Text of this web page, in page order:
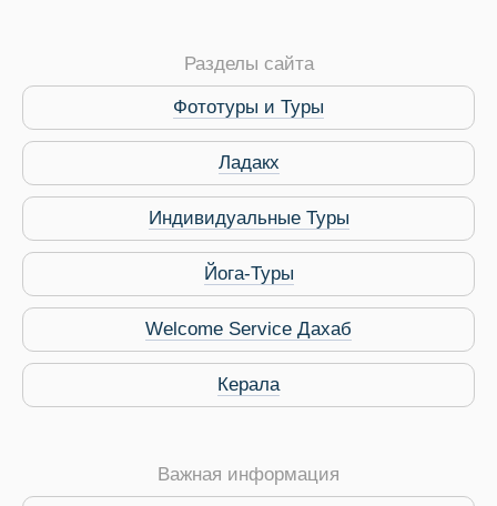
Путеводитель по
Разделы сайта
Фототуры и Туры
Ладакх
Индивидуальные Туры
Йога-Туры
Welcome Service Дахаб
Керала
Важная информация